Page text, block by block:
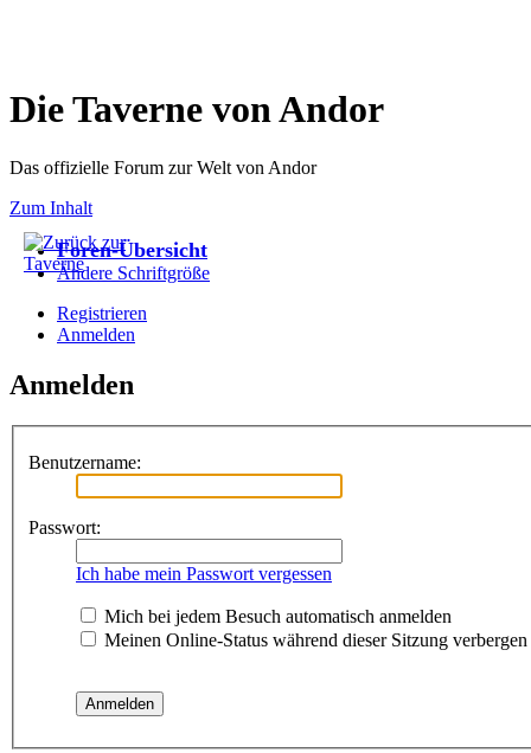
Die Taverne von Andor
Das offizielle Forum zur Welt von Andor
Zum Inhalt
Foren-Übersicht
Ändere Schriftgröße
Registrieren
Anmelden
Anmelden
Benutzername:
Passwort:
Ich habe mein Passwort vergessen
Mich bei jedem Besuch automatisch anmelden
Meinen Online-Status während dieser Sitzung verbergen